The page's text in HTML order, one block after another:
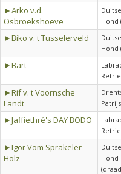
►Arko v.d.
Osbroekshoeve
Hond
►Biko v.'t Tusselerveld
Hond
►Bart
►Rif v.'t Voornsche
Landt
►Jaffiethré's DAY BODO
►Igor Vom Sprakeler
Holz
Hond